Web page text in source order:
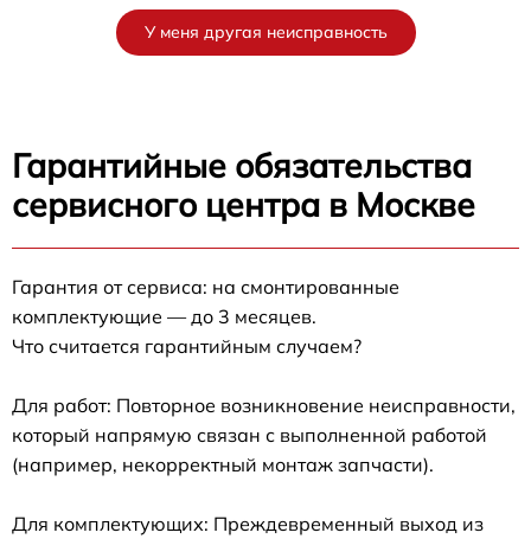
У меня другая неисправность
Гарантийные обязательства
сервисного центра в Москве
Гарантия от сервиса: на смонтированные
комплектующие — до 3 месяцев.
Что считается гарантийным случаем?
Для работ: Повторное возникновение неисправности,
который напрямую связан с выполненной работой
(например, некорректный монтаж запчасти).
Для комплектующих: Преждевременный выход из